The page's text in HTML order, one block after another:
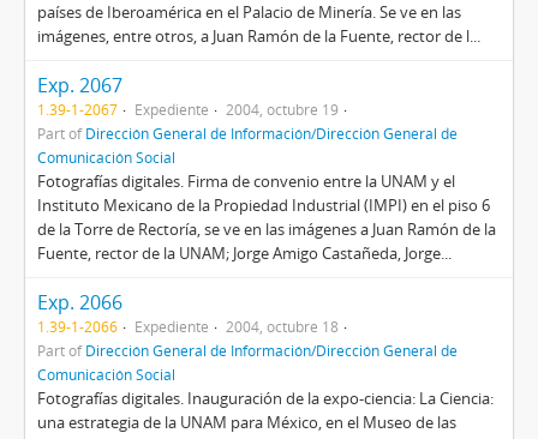
países de Iberoamérica en el Palacio de Minería. Se ve en las
imágenes, entre otros, a Juan Ramón de la Fuente, rector de l...
Exp. 2067
1.39-1-2067 Expediente
2004, octubre 19
Part ofDirección General de Información/Dirección General de
Comunicación Social
Fotografías digitales. Firma de convenio entre la UNAM y el
Instituto Mexicano de la Propiedad Industrial (IMPI) en el piso 6
de la Torre de Rectoría, se ve en las imágenes a Juan Ramón de la
Fuente, rector de la UNAM; Jorge Amigo Castañeda, Jorge...
Exp. 2066
1.39-1-2066 Expediente
2004, octubre 18
Part ofDirección General de Información/Dirección General de
Comunicación Social
Fotografías digitales. Inauguración de la expo-ciencia: La Ciencia:
una estrategia de la UNAM para México, en el Museo de las